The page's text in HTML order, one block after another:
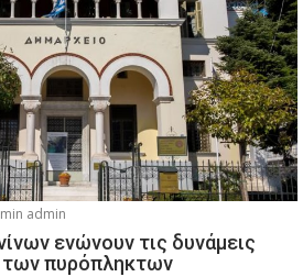
admin
ενώνουν τις δυνάμεις
των πυρόπληκτων